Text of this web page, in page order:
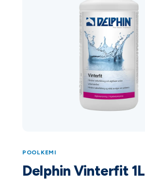
POOLKEMI
Delphin Vinterfit 1L